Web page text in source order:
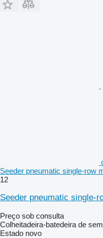
Seeder pneumatic single-row
12
Seeder pneumatic single-
Preço sob consulta
Colheitadeira-batedeira de
Estado novo